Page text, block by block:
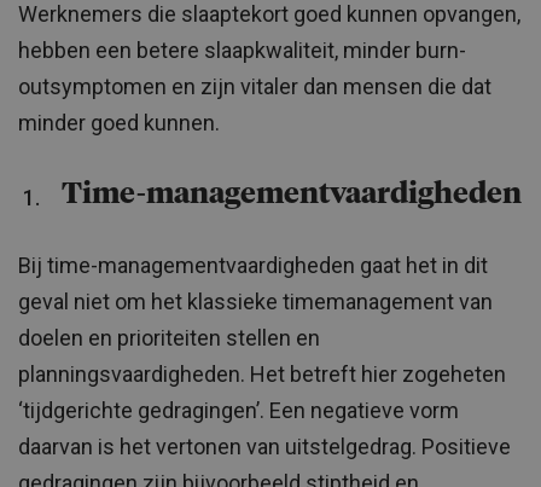
Werknemers die slaaptekort goed kunnen opvangen,
hebben een betere slaapkwaliteit, minder burn-
outsymptomen en zijn vitaler dan mensen die dat
minder goed kunnen.
Time-managementvaardigheden
Bij time-managementvaardigheden gaat het in dit
geval niet om het klassieke timemanagement van
doelen en prioriteiten stellen en
planningsvaardigheden. Het betreft hier zogeheten
‘tijdgerichte gedragingen’. Een negatieve vorm
daarvan is het vertonen van uitstelgedrag. Positieve